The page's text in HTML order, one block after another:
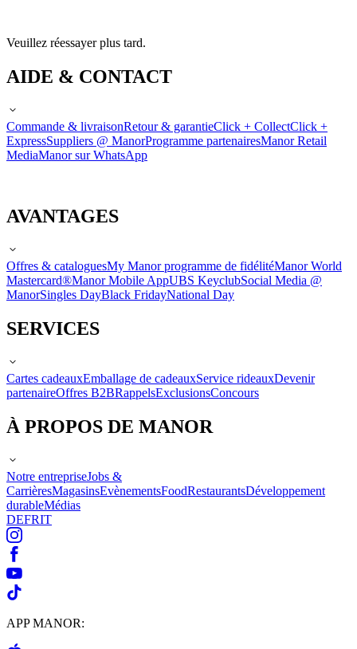
Veuillez réessayer plus tard.
AIDE & CONTACT
Commande & livraisonRetour & garantieClick + CollectClick +
ExpressSuppliers @ ManorProgramme partenairesManor Retail
MediaManor sur WhatsApp
AVANTAGES
Offres & cataloguesMy Manor programme de fidélitéManor World
Mastercard®Manor Mobile AppUBS KeyclubSocial Media @
ManorSingles DayBlack FridayNational Day
SERVICES
Cartes cadeauxEmballage de cadeauxService rideauxDevenir
partenaireOffres B2BRappelsExclusionsConcours
À PROPOS DE MANOR
Notre entrepriseJobs &
CarrièresMagasinsEvènementsFoodRestaurantsDéveloppement
durableMédias
DEFRIT
APP MANOR: